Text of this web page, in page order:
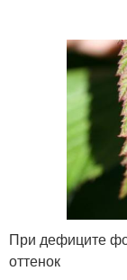
При дефиците
оттенок